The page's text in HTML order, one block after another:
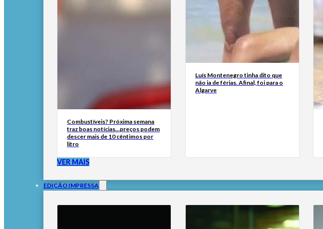
Combustíveis? Próxima semana
traz boas notícias…preços podem
descer mais de 10 cêntimos por
litro
Luís Montenegro tinha dito que
não ia de férias. Afinal, foi para o
Algarve
VER MAIS
EDIÇÃO IMPRESSA